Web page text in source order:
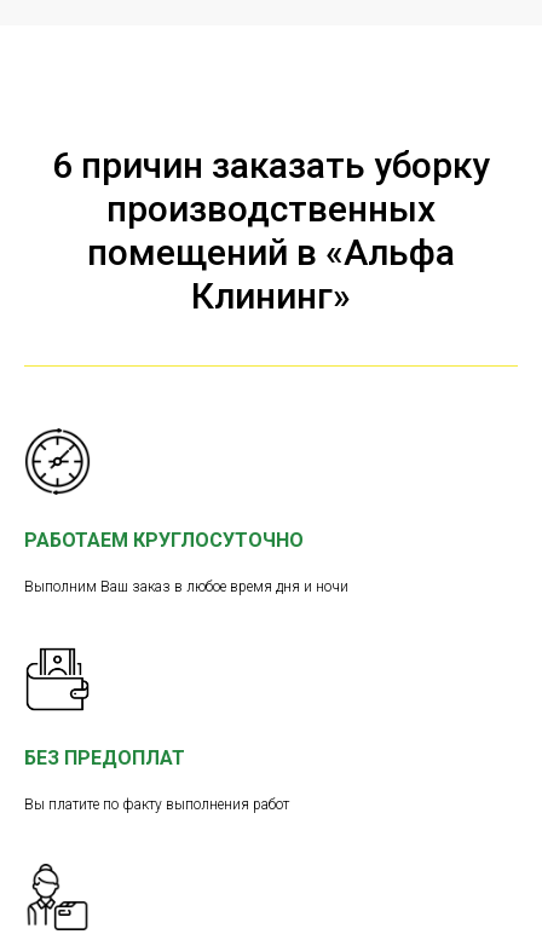
6 причин заказать уборку
производственных
помещений в «Альфа
Клининг»
РАБОТАЕМ КРУГЛОСУТОЧНО
Выполним Ваш заказ в любое время дня и ночи
БЕЗ ПРЕДОПЛАТ
Вы платите по факту выполнения работ